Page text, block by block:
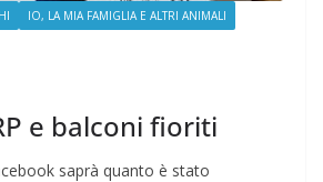
IO, LA MIA FAMIGLIA E ALTRI ANIMALI
e balconi fioriti
saprà quanto è stato